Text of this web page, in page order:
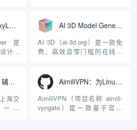
、视
大模
矩阵
的
者、营销人员及广大用户提供
一站式、开箱即用的视觉内容
生成解决方案。网站的核心优
势在于其强大的多模型聚合能
AntigravityProxyLauncher：免TUN全局代理使用Antigravity IDE
是
计的
用桌
或
AI 3D Model Generator：通过文本和图像快速生成3D模型的在线工具
AI 3D（ai-3d.org）是一款免
费、高效且零门槛的在线AI
动Seed 3D两大行业领先的AI
模型架构，致力于帮助用户无
需掌握复杂的3D拓扑知识或昂
贵的专业软件，即可在...
Nature-Skills：辅助撰写学术论文和绘制科研图表的智能体插件
海交
哲
AimiliVPN：为Linux提供纯净出站家庭IP的VPN代理网关
AimiliVPN（项目名称 aimili-
vpngate）是一款基于官方